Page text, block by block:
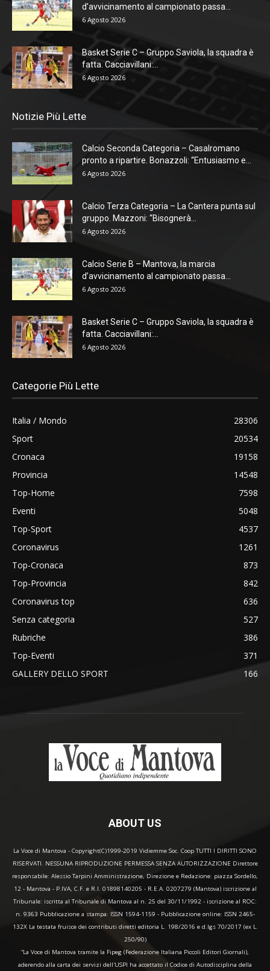
d’avvicinamento al campionato passa...
6 Agosto 2026
Basket Serie C – Gruppo Saviola, la squadra è
fatta. Cacciavillani:...
6 Agosto 2026
Notizie Più Lette
Calcio Seconda Categoria – Casalromano
pronto a ripartire. Bonazzoli: “Entusiasmo e...
6 Agosto 2026
Calcio Terza Categoria – La Cantera punta sul
gruppo. Mazzoni: “Bisognerà...
6 Agosto 2026
Calcio Serie B – Mantova, la marcia
d’avvicinamento al campionato passa...
6 Agosto 2026
Basket Serie C – Gruppo Saviola, la squadra è
fatta. Cacciavillani:...
6 Agosto 2026
Categorie Più Lette
Italia / Mondo
28306
Sport
20534
Cronaca
19158
Provincia
14548
Top-Home
7598
Eventi
5048
Top-Sport
4537
Coronavirus
1261
Top-Cronaca
873
Top-Provincia
842
Coronavirus top
636
Senza categoria
527
Rubriche
386
Top-Eventi
371
GALLERY DELLO SPORT
166
ABOUT US
La Voce di Mantova - Copyright(C)1999-2019 Vidiemme Soc. Coop TUTTI I DIRITTI SONO
RISERVATI. NESSUNA RIPRODUZIONE PERMESSA SENZA AUTORIZZAZIONE Direttore
responsabile: Alessio Tarpini Amministrazione, Direzione e Redazione: piazza Sordello,
12 - Mantova - P.IVA, C.F. e R.I. 01898140205 - R.E.A. 0207279 (Mantova) iscrizione al
Tribunale: iscritta al Tribunale di Mantova al n. 25 del 30/11/1992 - iscrizione al ROC:
n. 9363 Pubblicazione a stampa: ISSN 1594-1159 - Pubblicazione online: ISSN 2465-
132X La testata fruisce dei contributi diretti editoria L. 198/2016 e d.lgs 70/2017 (ex L.
250/90)
“La Voce di Mantova tramite la Fipeg (Federazione Italiana Piccoli Editori Giornali),
aderendo alla carta dei servizi dell'USPI ha accettato il Codice di Autodisciplina della